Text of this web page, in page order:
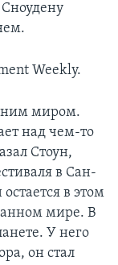
Weekly.
миром.
над чем-то
Стоун,
в Сан-
в этом
мире. В
У него
он стал